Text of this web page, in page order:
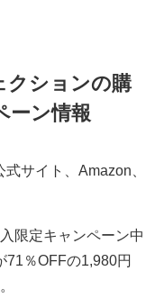
クションの購
ーン情報
サイト、Amazon、
限定キャンペーン中
71％OFFの1,980円